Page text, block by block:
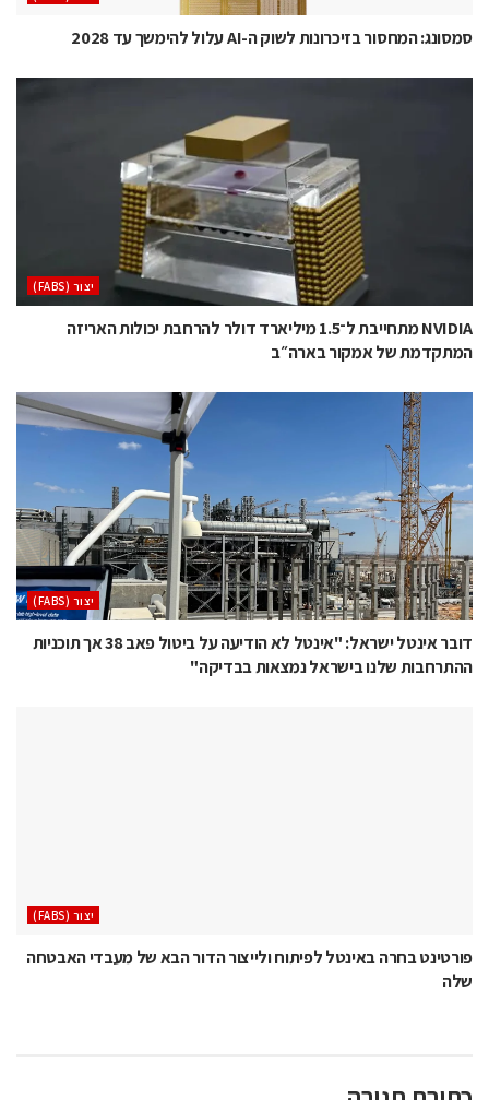
סמסונג: המחסור בזיכרונות לשוק ה-AI עלול להימשך עד 2028
‫יצור (‪(FABS‬‬
NVIDIA מתחייבת ל־1.5 מיליארד דולר להרחבת יכולות האריזה
המתקדמת של אמקור בארה״ב
‫יצור (‪(FABS‬‬
דובר אינטל ישראל: "אינטל לא הודיעה על ביטול פאב 38 אך תוכניות
ההתרחבות שלנו בישראל נמצאות בבדיקה"
‫יצור (‪(FABS‬‬
פורטינט בחרה באינטל לפיתוח ולייצור הדור הבא של מעבדי האבטחה
שלה